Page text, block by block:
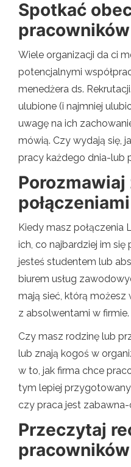
Spotkać
pracowników
Wiele organizacji da ci
potencjalnymi
menedżera ds.
ulubione (i najmniej
uwagę na ich
mówią. Czy wydają się,
pracy każdego dnia-lub
połączeniami
Kiedy masz połączenia
ich, co najbardziej im
jesteś studentem lub
biurem usług
mają sieć, którą
z absolwentami w firmie.
Czy masz rodzinę lub
lub znają kogoś w
w to, jak firma chce
tym lepiej
czy praca jest zabawna-
Przeczytaj
pracowników